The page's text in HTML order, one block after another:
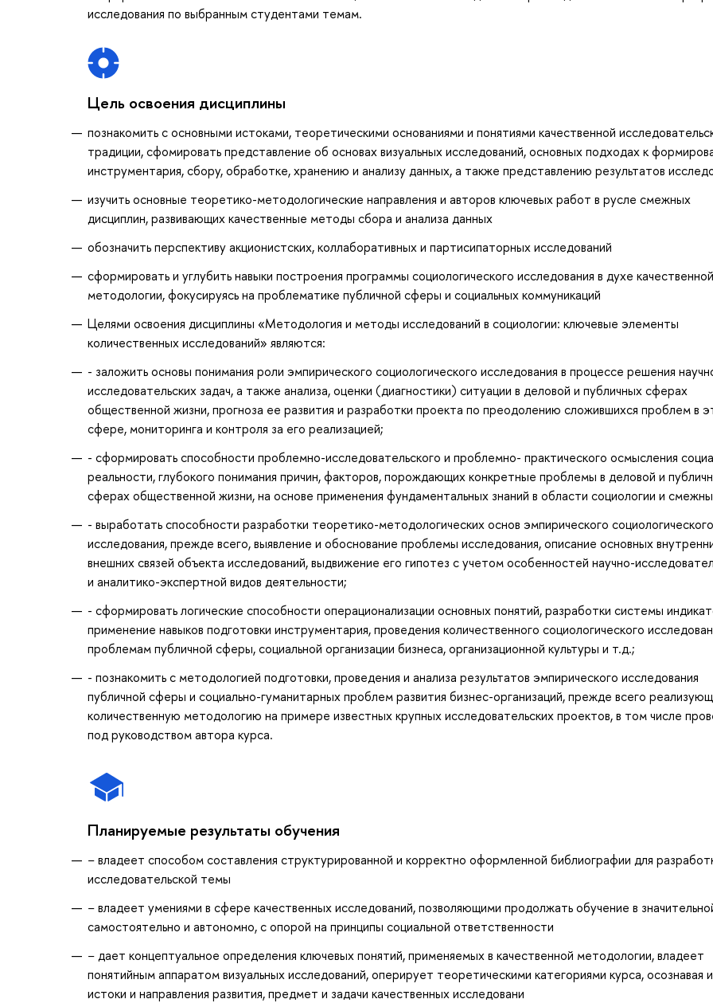
исследования по выбранным студентами темам.
Цель освоения дисциплины
познакомить с основными истоками, теоретическими основаниями и понятиями качественной
традиции, сфомировать представление об основах визуальных исследований, основных подходах к
инструментария, сбору, обработке, хранению и анализу данных, а также представлению результатов
изучить основные теоретико-методологические направления и авторов ключевых работ в русле смежных
дисциплин, развивающих качественные методы сбора и анализа данных
обозначить перспективу акционистских, коллаборативных и партисипаторных исследований
сформировать и углубить навыки построения программы социологического исследования в духе качественной
методологии, фокусируясь на проблематике публичной сферы и социальных коммуникаций
Целями освоения дисциплины «Методология и методы исследований в социологии: ключевые элементы
количественных исследований» являются:
- заложить основы понимания роли эмпирического социологического исследования в процессе решения
исследовательских задач, а также анализа, оценки (диагностики) ситуации в деловой и публичных сферах
общественной жизни, прогноза ее развития и разработки проекта по преодолению сложившихся проблем в
сфере, мониторинга и контроля за его реализацией;
- сформировать способности проблемно-исследовательского и проблемно- практического осмысления
реальности, глубокого понимания причин, факторов, порождающих конкретные проблемы в деловой и
сферах общественной жизни, на основе применения фундаментальных знаний в области социологии и
- выработать способности разработки теоретико-методологических основ эмпирического социологического
исследования, прежде всего, выявление и обоснование проблемы исследования, описание основных
внешних связей объекта исследований, выдвижение его гипотез с учетом особенностей научно-
и аналитико-экспертной видов деятельности;
- сформировать логические способности операционализации основных понятий, разработки системы
применение навыков подготовки инструментария, проведения количественного социологического
проблемам публичной сферы, социальной организации бизнеса, организационной культуры и т.д.;
- познакомить с методологией подготовки, проведения и анализа результатов эмпирического исследования
публичной сферы и социально-гуманитарных проблем развития бизнес-организаций, прежде всего
количественную методологию на примере известных крупных исследовательских проектов, в том числе
под руководством автора курса.
Планируемые результаты обучения
− владеет способом составления структурированной и корректно оформленной библиографии для
исследовательской темы
− владеет умениями в сфере качественных исследований, позволяющими продолжать обучение в
самостоятельно и автономно, с опорой на принципы социальной ответственности
− дает концептуальное определения ключевых понятий, применяемых в качественной методологии, владеет
понятийным аппаратом визуальных исследований, оперирует теоретическими категориями курса, осознавая
истоки и направления развития, предмет и задачи качественных исследовани